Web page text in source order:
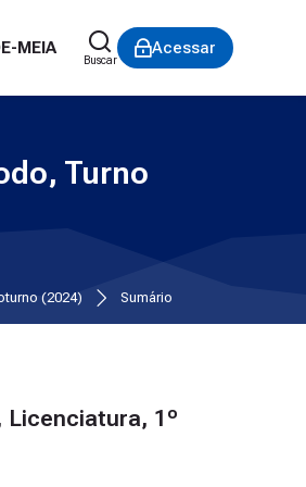
MEIA
Buscar
Acessar
Turno
(2024) Sumário
Licenciatura, 1º